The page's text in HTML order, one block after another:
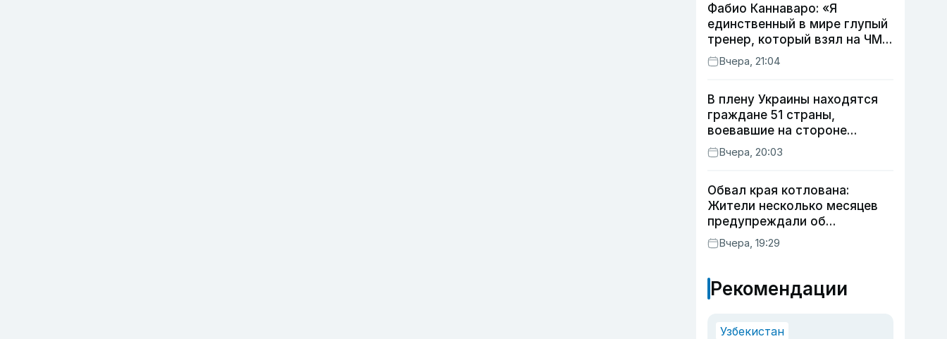
Фабио Каннаваро: «Я
единственный в мире глупый
тренер, который взял на ЧМ
футболиста с травмой»
Вчера, 21:04
В плену Украины находятся
граждане 51 страны,
воевавшие на стороне
России
Вчера, 20:03
Обвал края котлована:
Жители несколько месяцев
предупреждали об
опасности, но стройка
продолжалась
Вчера, 19:29
Рекомендации
Узбекистан